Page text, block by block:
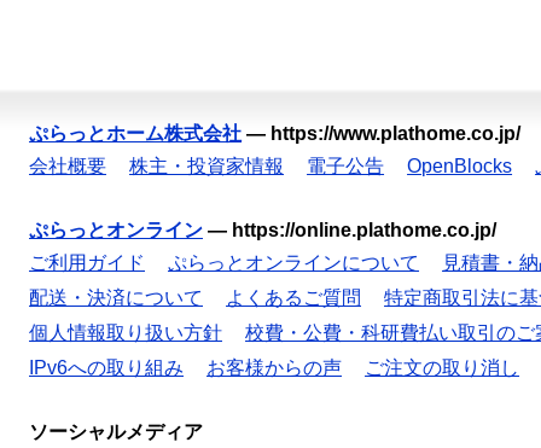
ぷらっとホーム株式会社 — https://www.plathome.co.jp/
会社概要
株主・投資家情報 電子公告 OpenBlocks
ぷらっとオンライン — https://online.plathome.co.jp/
ご利用ガイド
ぷらっとオンラインについて
見積書・
配送・決済について
よくあるご質問
特定商取引法に
個人情報取り扱い方針
校費・公費・科研費払い取引のご
IPv6への取り組み
お客様からの声 ご注文の取り消し
ソーシャルメディア